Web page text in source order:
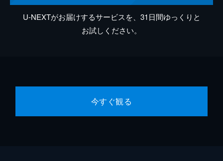
U-NEXTがお届けするサービスを、31日間ゆっくりと
お試しください。
今すぐ観る